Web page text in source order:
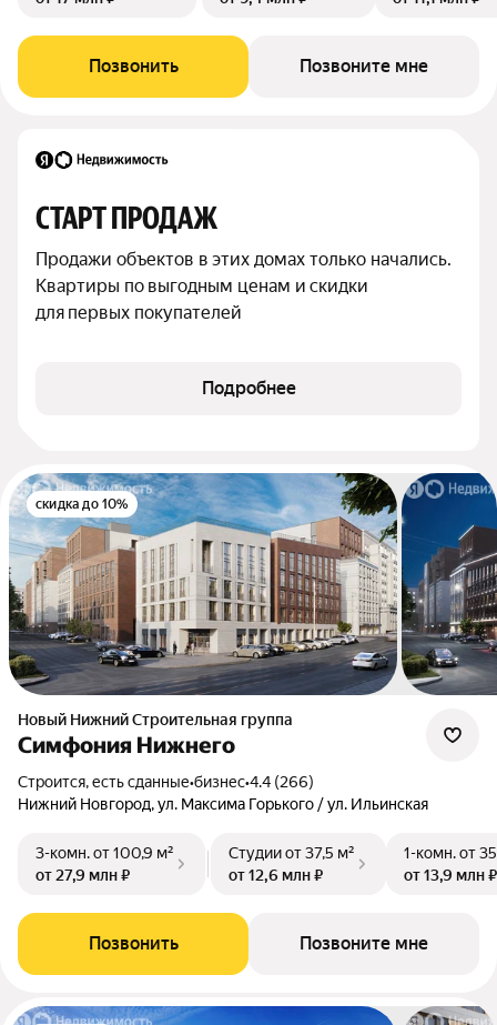
Позвонить Позвоните мне
СТАРТ ПРОДАЖ
Продажи объектов в этих домах только начались.
Квартиры по выгодным ценам и скидки
для первых покупателей
Подробнее
скидка до 10%
Новый Нижний Строительная группа
Симфония Нижнего
Строится, есть сданные•бизнес•4.4 (266)
Нижний Новгород, ул. Максима Горького / ул. Ильинская
3-комн.от 100,9 м²
от 27,9 млн ₽
Студииот 37,5 м²
от 12,6 млн ₽
1-комн.от
от 13,9 млн ₽
Позвонить Позвоните мне